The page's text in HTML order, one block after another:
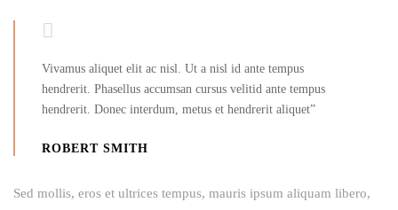
Vivamus aliquet elit ac nisl. Ut a nisl id ante tempus
hendrerit. Phasellus accumsan cursus velitid ante tempus
hendrerit. Donec interdum, metus et hendrerit aliquet”
ROBERT SMITH
Sed mollis, eros et ultrices tempus, mauris ipsum aliquam libero,